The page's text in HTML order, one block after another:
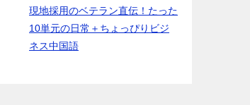
現地採用のベテラン直伝！たった
10単元の日常＋ちょっぴりビジ
ネス中国語